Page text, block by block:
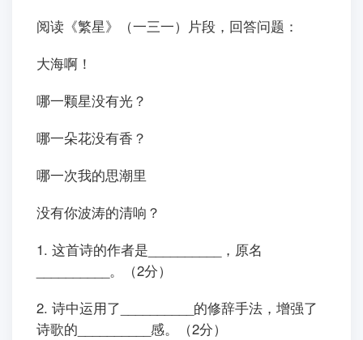
阅读《繁星》（一三一）片段，回答问题：
大海啊！
哪一颗星没有光？
哪一朵花没有香？
哪一次我的思潮里
没有你波涛的清响？
1. 这首诗的作者是__________，原名
__________。（2分）
2. 诗中运用了__________的修辞手法，增强了
诗歌的__________感。（2分）